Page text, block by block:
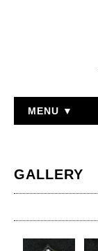
MENU ▼
GALLERY